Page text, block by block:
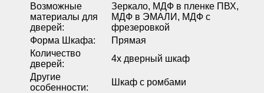
Возможные
материалы для
дверей:
Зеркало, МДФ в пленке ПВХ,
МДФ в ЭМАЛИ, МДФ с
фрезеровкой
Форма Шкафа:
Прямая
Количество
дверей:
4х дверный шкаф
Другие
особенности:
Шкаф с ромбами